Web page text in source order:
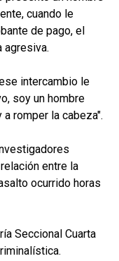
cuando le
de pago, el
agresiva.
intercambio le
soy un hombre
romper la cabeza".
entre la
ocurrido horas
Seccional Cuarta